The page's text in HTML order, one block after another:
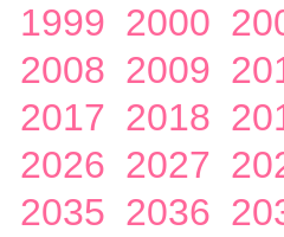
1999 2000
2008 2009
2017 2018
2026 2027
2035 2036